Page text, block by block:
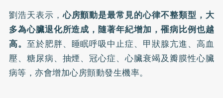
劉浩天表示，心房顫動是最常見的心律不整類型，大
多為心臟退化所造成，隨著年紀增加，罹病比例也越
高。 至於肥胖、睡眠呼吸中止症、甲狀腺亢進、高血
壓、糖尿病、抽煙、冠心症、心臟衰竭及瓣膜性心臟
病等，亦會增加心房顫動發生機率。